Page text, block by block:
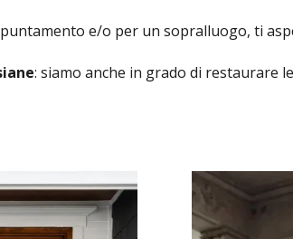
e/o per un sopralluogo, ti
: siamo anche in grado di restaurare